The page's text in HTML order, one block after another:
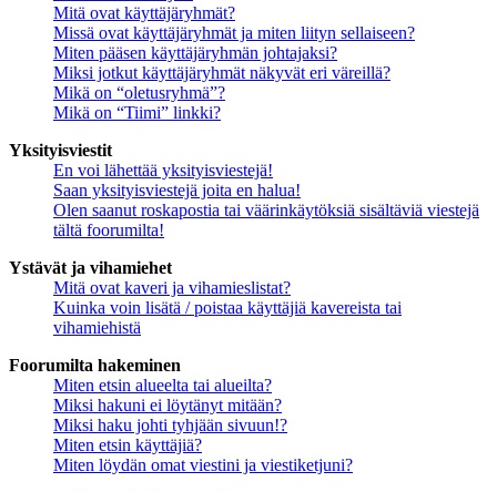
Mitä ovat käyttäjäryhmät?
Missä ovat käyttäjäryhmät ja miten liityn sellaiseen?
Miten pääsen käyttäjäryhmän johtajaksi?
Miksi jotkut käyttäjäryhmät näkyvät eri väreillä?
Mikä on “oletusryhmä”?
Mikä on “Tiimi” linkki?
Yksityisviestit
En voi lähettää yksityisviestejä!
Saan yksityisviestejä joita en halua!
Olen saanut roskapostia tai väärinkäytöksiä sisältäviä viestejä
tältä foorumilta!
Ystävät ja vihamiehet
Mitä ovat kaveri ja vihamieslistat?
Kuinka voin lisätä / poistaa käyttäjiä kavereista tai
vihamiehistä
Foorumilta hakeminen
Miten etsin alueelta tai alueilta?
Miksi hakuni ei löytänyt mitään?
Miksi haku johti tyhjään sivuun!?
Miten etsin käyttäjiä?
Miten löydän omat viestini ja viestiketjuni?